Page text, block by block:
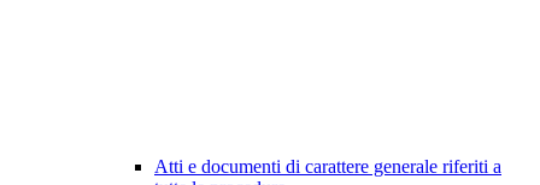
Atti e documenti di carattere generale riferiti a